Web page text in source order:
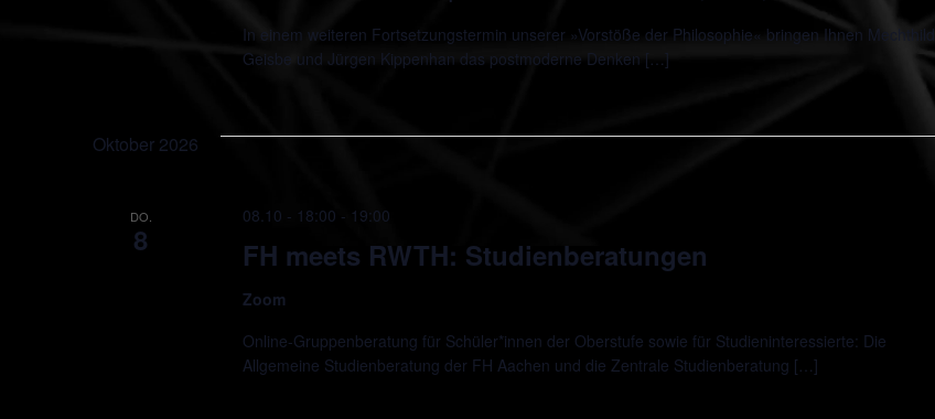
In einem weiteren Fortsetzungstermin unserer »Vorstöße der Philosophie« bringen Ihnen Mechthild
Geisbe und Jürgen Kippenhan das postmoderne Denken […]
Oktober 2026
DO.
8 FH meets RWTH: Studienberatungen
08.10 - 18:00 - 19:00
Zoom
Online-Gruppenberatung für Schüler*innen der Oberstufe sowie für Studieninteressierte: Die
Allgemeine Studienberatung der FH Aachen und die Zentrale Studienberatung […]